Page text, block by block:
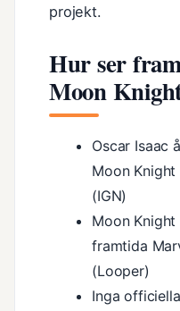
projekt.
Hur ser
Moon
Oscar Isaac
Moon Knight
(IGN)
Moon
framtida
(Looper)
Inga